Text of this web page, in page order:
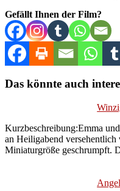
Gefällt Ihnen der Film?
Das könnte auch
Kurzbeschreibung:Emma
an Heiligabend
Miniaturgröße geschrumpft.